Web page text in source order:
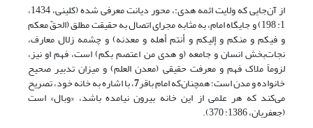
از آن‌جایی که ولایت ائمه هدی:، محور دیانت معرفی شده (کلینی، 1434،
1: 198) و جایگاه امام، به مثابه مجرای اتصال به حقیقت مطلق (الحقّ معکم
و فیکم و منکم و إلیکم و أنتم أهله و معدنه) و چشمه زلال معارف،
نجات‌بخش انسان و جامعه (و هدی من اعتصم بکم) است، فهم او نیز،
لزوماً ملاک فهم و معرفت حقیقی (معدن العلم) و میزان تدبیر صحیح
خانواده و مدن است؛ همچنان‌که امام باقر7، با اشاره به خانه خود، تصریح
می‌کند که هر علمی از این خانه بیرون نیامده باشد، «وبال» است
(جعفریان، 1386: 370).